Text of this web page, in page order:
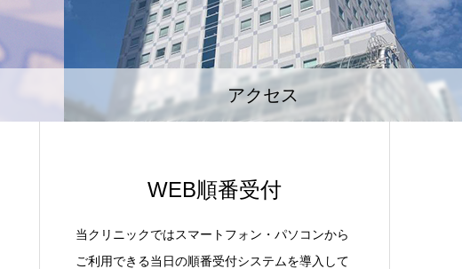
アクセス
WEB順番受付
当クリニックではスマートフォン・パソコンから
ご利用できる当日の順番受付システムを導入して